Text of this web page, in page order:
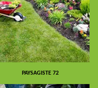
PAYSAGISTE 72